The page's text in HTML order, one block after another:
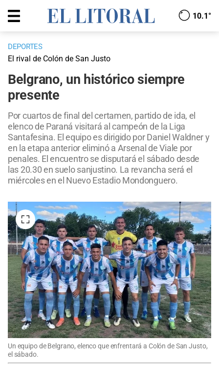
10.1°
DEPORTES
El rival de Colón de San Justo
Belgrano, un histórico siempre
presente
Por cuartos de final del certamen, partido de ida, el
elenco de Paraná visitará al campeón de la Liga
Santafesina. El equipo es dirigido por Daniel Waldner y
en la etapa anterior eliminó a Arsenal de Viale por
penales. El encuentro se disputará el sábado desde
las 20.30 en suelo sanjustino. La revancha será el
miércoles en el Nuevo Estadio Mondonguero.
Un equipo de Belgrano, elenco que enfrentará a Colón de San Justo,
el sábado.